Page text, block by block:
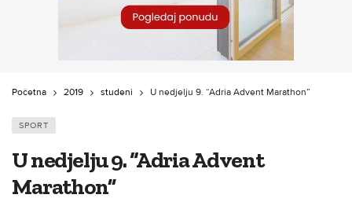
Početna 2019 studeni U nedjelju 9. “Adria Advent Marathon”
SPORT
U nedjelju 9. “Adria Advent
Marathon”